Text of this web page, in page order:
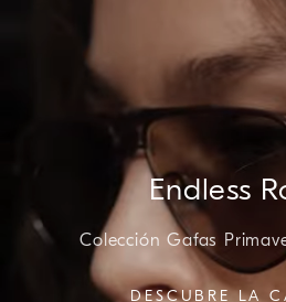
Endless
Colección Gafas
DESCUBRE LA